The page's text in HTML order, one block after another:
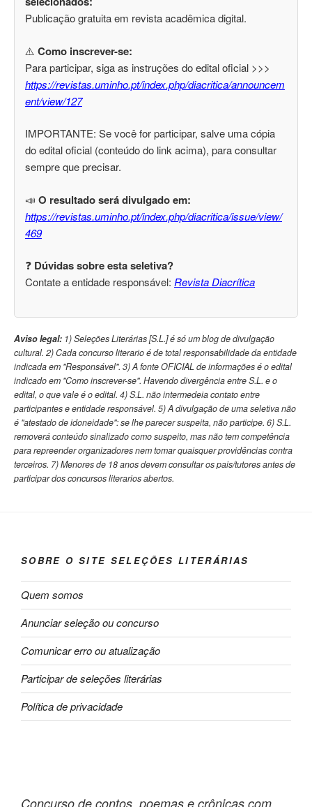
Publicação gratuita em revista acadêmica digital.
⚠️ Como inscrever-se:
Para participar, siga as instruções do edital oficial >>>
https://revistas.uminho.pt/index.php/diacritica/announcem
ent/view/127
IMPORTANTE: Se você for participar, salve uma cópia
do edital oficial (conteúdo do link acima), para consultar
sempre que precisar.
📣 O resultado será divulgado em:
https://revistas.uminho.pt/index.php/diacritica/issue/view/
469
❓ Dúvidas sobre esta seletiva?
Contate a entidade responsável: Revista Diacrítica
Aviso legal: 1) Seleções Literárias [S.L.] é só um blog de divulgação
cultural. 2) Cada concurso literario é de total responsabilidade da entidade
indicada em "Responsável". 3) A fonte OFICIAL de informações é o edital
indicado em "Como inscrever-se". Havendo divergência entre S.L. e o
edital, o que vale é o edital. 4) S.L. não intermedeia contato entre
participantes e entidade responsável. 5) A divulgação de uma seletiva não
é "atestado de idoneidade": se lhe parecer suspeita, não participe. 6) S.L.
removerá conteúdo sinalizado como suspeito, mas não tem competência
para repreender organizadores nem tomar quaisquer providências contra
terceiros. 7) Menores de 18 anos devem consultar os pais/tutores antes de
participar dos concursos literarios abertos.
SOBRE O SITE SELEÇÕES LITERÁRIAS
Quem somos
Anunciar seleção ou concurso
Comunicar erro ou atualização
Participar de seleções literárias
Política de privacidade
Concurso de contos, poemas e crônicas com